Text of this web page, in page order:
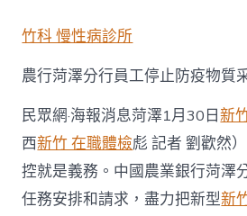
竹科 慢性病診所
農行菏澤分行員工停止防疫物質
民眾網·海報消息菏澤1月30日新
西新竹 在職體檢彪 記者 劉歡然
控就是義務。中國農業銀行菏澤
任務安排和請求，盡力把新型新